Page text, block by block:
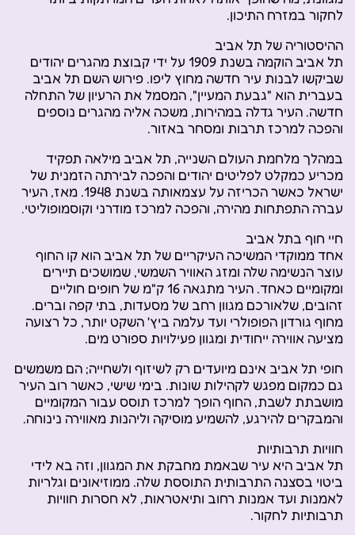
לחקור במזרח התיכון.
ההיסטוריה של תל אביב
תל אביב הוקמה בשנת 1909 על ידי קבוצת מהגרים יהודים
שביקשו לבנות עיר חדשה מחוץ ליפו. פירוש השם תל אביב
בעברית הוא "גבעת המעיין", המסמל את הרעיון של התחלה
חדשה. העיר גדלה במהירות, משכה אליה מהגרים נוספים
והפכה למרכז תרבות ומסחר באזור.
במהלך מלחמת העולם השנייה, תל אביב מילאה תפקיד
מכריע כמקלט לפליטים יהודים והפכה לבירתה הזמנית של
ישראל כאשר הכריזה על עצמאותה בשנת 1948. מאז, העיר
עברה התפתחות מהירה, והפכה למרכז מודרני וקוסמופוליטי.
חיי חוף בתל אביב
אחד ממוקדי המשיכה העיקריים של תל אביב הוא קו החוף
עוצר הנשימה שלה ומזג האוויר השמשי, שמושכים תיירים
ומקומיים כאחד. העיר מתגאה 16 ק"מ של חופים חוליים
זהובים, שלאורכם מגוון רחב של מסעדות, בתי קפה וברים.
מחוף גורדון הפופולרי ועד עלמה ביץ' השקט יותר, כל רצועה
מציעה אווירה ייחודית ומגוון פעילויות ספורט מים.
חופי תל אביב אינם מיועדים רק לשיזוף ולשחייה; הם משמשים
גם כמקום מפגש לקהילות שונות. בימי שישי, כאשר רוב העיר
מושבתת לשבת, החוף הופך למרכז תוסס עבור המקומיים
והמבקרים להירגע, להשמיע מוסיקה וליהנות מאווירה נינוחה.
חוויות תרבותיות
תל אביב היא עיר שבאמת מחבקת את המגוון, וזה בא לידי
ביטוי בסצנה התרבותית התוססת שלה. ממוזיאונים וגלריות
לאמנות ועד אמנות רחוב ותיאטראות, לא חסרות חוויות
תרבותיות לחקור.